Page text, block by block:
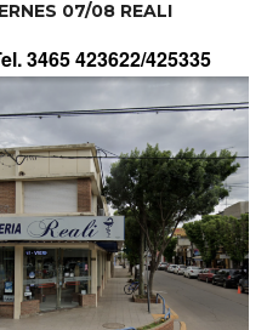
07/08 REALI
3465 423622/425335